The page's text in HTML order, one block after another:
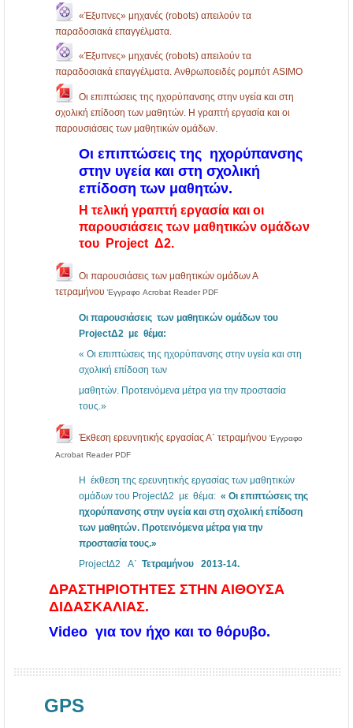
«Έξυπνες» μηχανές (robots) απειλούν τα
παραδοσιακά επαγγέλματα.
«Έξυπνες» μηχανές (robots) απειλούν τα
παραδοσιακά επαγγέλματα. Aνθρωποειδές ρομπότ ASIMO
Οι επιπτώσεις της ηχορύπανσης στην υγεία και στη
σχολική επίδοση των μαθητών. Η γραπτή εργασία και οι
παρουσιάσεις των μαθητικών ομάδων.
Οι επιπτώσεις της ηχορύπανσης
στην υγεία και στη σχολική
επίδοση των μαθητών.
Η τελική γραπτή εργασία και οι
παρουσιάσεις των μαθητικών ομάδων
του
Project Δ2.
Οι παρουσιάσεις των μαθητικών ομάδων Α
τετραμήνου Έγγραφο Acrobat Reader PDF
Οι παρουσιάσεις των μαθητικών ομάδων του
ProjectΔ2 με θέμα:
« Οι επιπτώσεις της ηχορύπανσης στην υγεία και στη
σχολική επίδοση των
μαθητών. Προτεινόμενα μέτρα για την προστασία
τους.»
Έκθεση ερευνητικής εργασίας Α΄ τετραμήνουΈγγραφο
Acrobat Reader PDF
Η έκθεση της ερευνητικής εργασίας των μαθητικών
ομάδων του ProjectΔ2 με θέμα:« Οι επιπτώσεις της
ηχορύπανσης στην υγεία και στη σχολική επίδοση
των μαθητών. Προτεινόμενα μέτρα για την
προστασία τους.»
ProjectΔ2 Α΄ Τετραμήνου 2013-14.
ΔΡΑΣΤΗΡΙΟΤΗΤΕΣ ΣΤΗΝ ΑΙΘΟΥΣΑ
ΔΙΔΑΣΚΑΛΙΑΣ.
Video για τον ήχο και το θόρυβο.
GPS